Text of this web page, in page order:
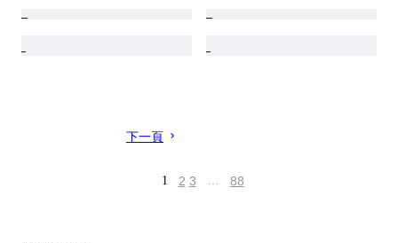
下一頁
1 2 3 … 88